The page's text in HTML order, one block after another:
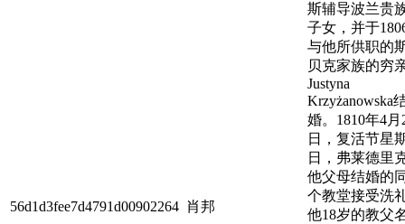
56d1d3fee7d4791d00902264 肖邦
斯辅导波兰贵
子女，并于
与他所供职的
贝克家族的穷
Justyna
Krzyżanowska
婚。1810年4月
日，复活节星
日，弗莱德里
他父母结婚的
个教堂接受洗
他18岁的教父